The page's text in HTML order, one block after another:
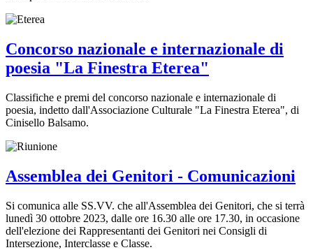
Concorso nazionale e internazionale di
poesia "La Finestra Eterea"
Classifiche e premi del concorso nazionale e internazionale di
poesia, indetto dall'Associazione Culturale "La Finestra Eterea", di
Cinisello Balsamo.
Assemblea dei Genitori - Comunicazioni
Si comunica alle SS.VV. che all'Assemblea dei Genitori, che si terrà
lunedì 30 ottobre 2023, dalle ore 16.30 alle ore 17.30, in occasione
dell'elezione dei Rappresentanti dei Genitori nei Consigli di
Intersezione, Interclasse e Classe.